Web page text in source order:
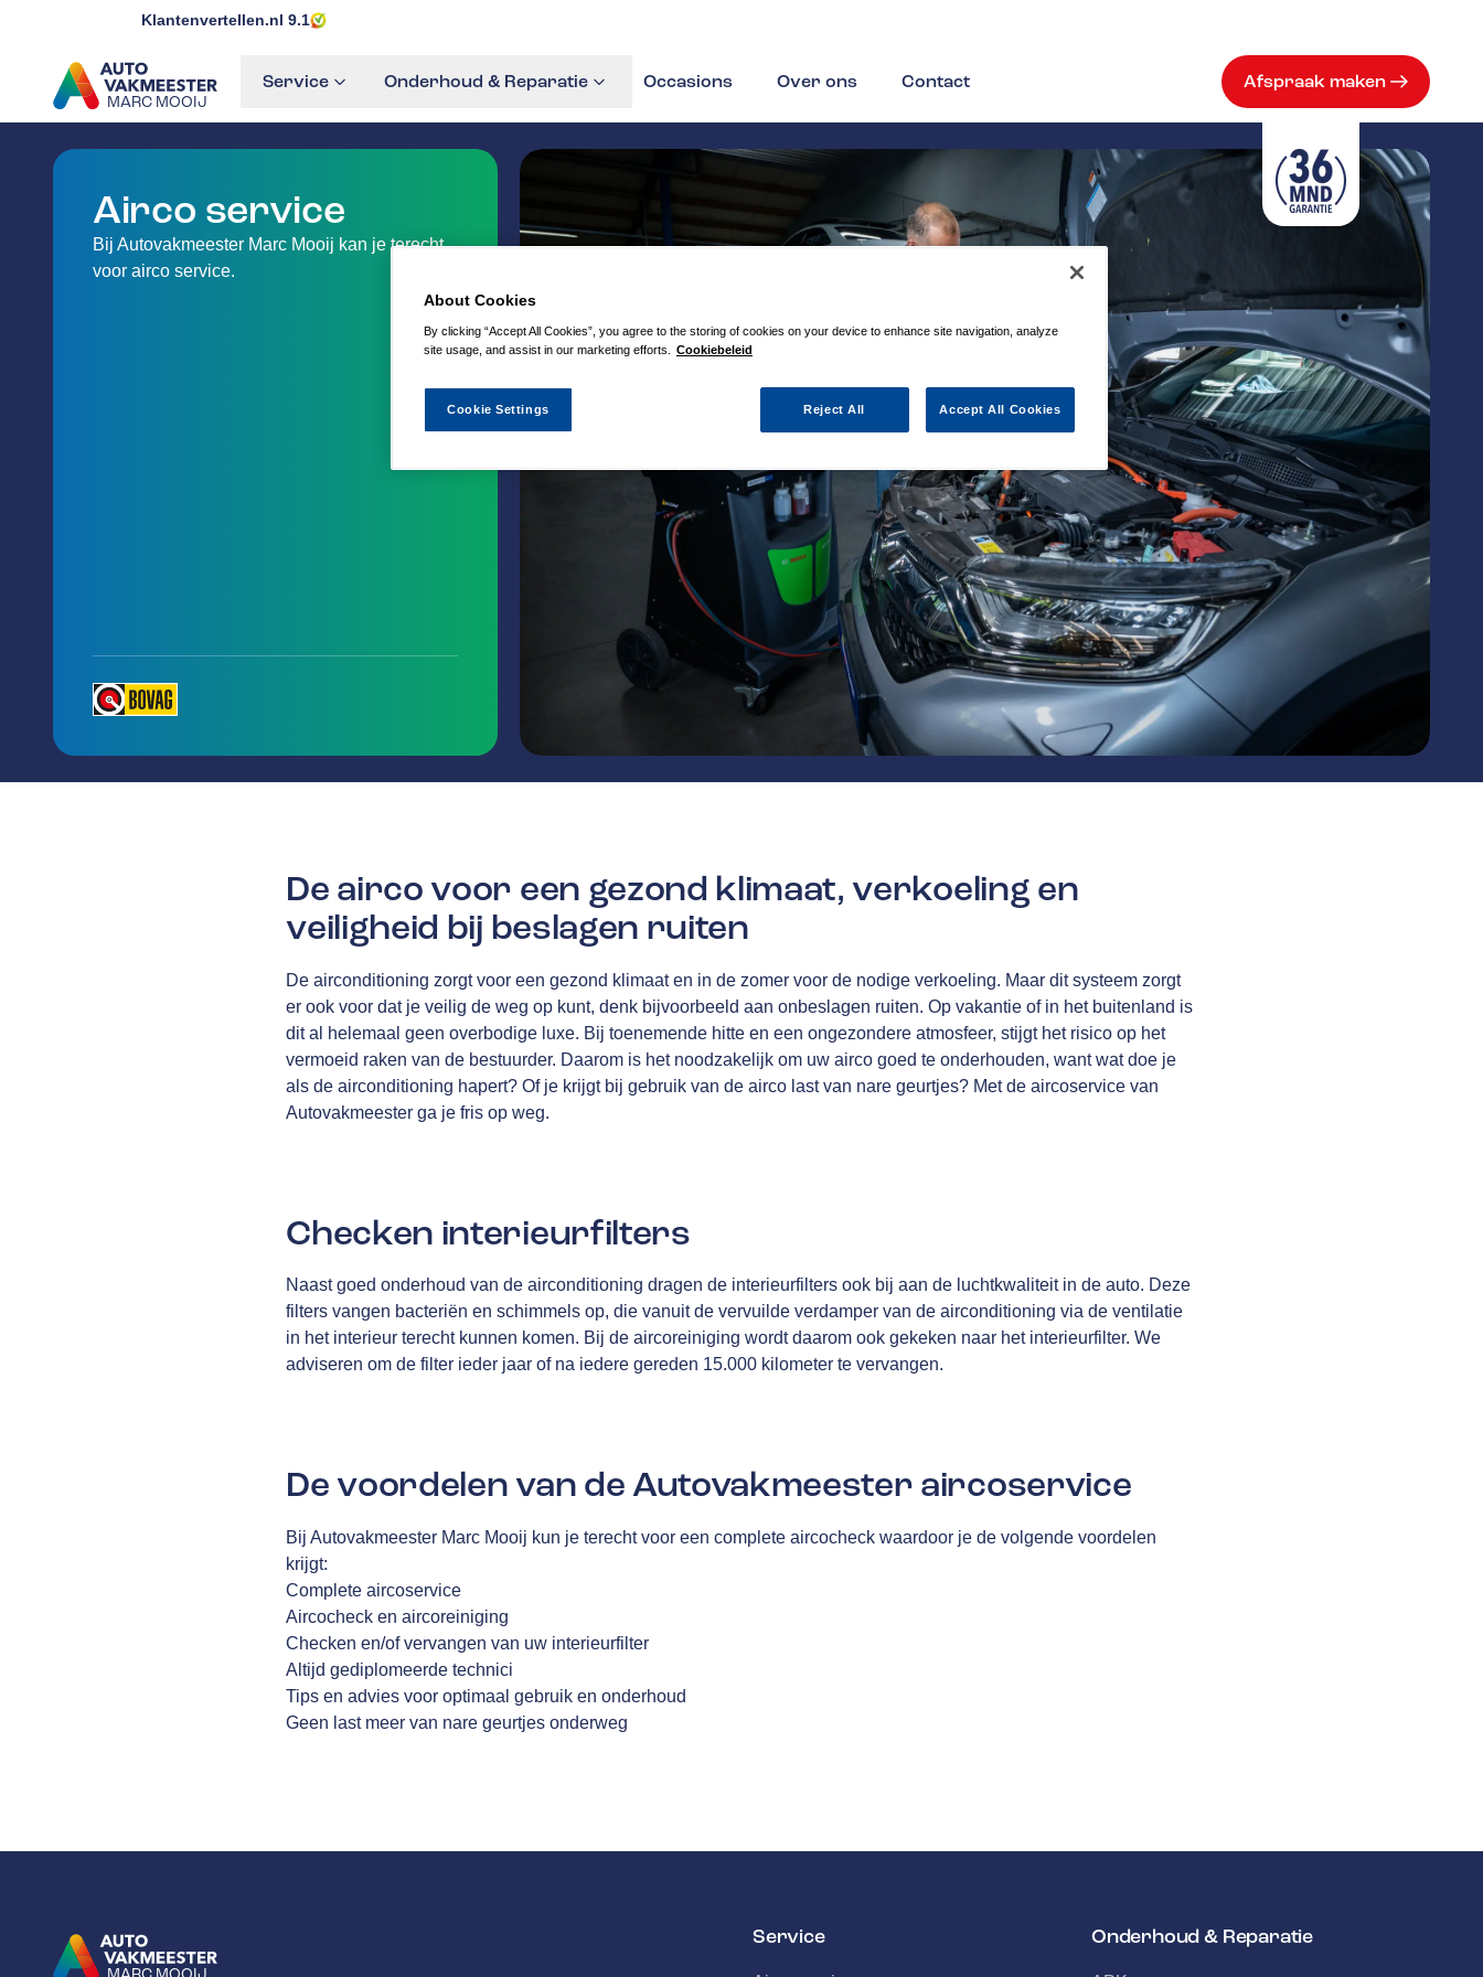
Klantenvertellen.nl 9.1
MARC MOOIJ
GA NAAR DE HOMEPAGINA
Service Onderhoud & Reparatie Occasions Over ons Contact Afspraak maken
Airco service
Bij Autovakmeester Marc Mooij kan je terecht
voor airco service.
De airco voor een gezond klimaat, verkoeling en
veiligheid bij beslagen ruiten
De airconditioning zorgt voor een gezond klimaat en in de zomer voor de nodige verkoeling. Maar dit systeem zorgt
er ook voor dat je veilig de weg op kunt, denk bijvoorbeeld aan onbeslagen ruiten. Op vakantie of in het buitenland is
dit al helemaal geen overbodige luxe. Bij toenemende hitte en een ongezondere atmosfeer, stijgt het risico op het
vermoeid raken van de bestuurder. Daarom is het noodzakelijk om uw airco goed te onderhouden, want wat doe je
als de airconditioning hapert? Of je krijgt bij gebruik van de airco last van nare geurtjes? Met de aircoservice van
Autovakmeester ga je fris op weg.
Checken interieurfilters
Naast goed onderhoud van de airconditioning dragen de interieurfilters ook bij aan de luchtkwaliteit in de auto. Deze
filters vangen bacteriën en schimmels op, die vanuit de vervuilde verdamper van de airconditioning via de ventilatie
in het interieur terecht kunnen komen. Bij de aircoreiniging wordt daarom ook gekeken naar het interieurfilter. We
adviseren om de filter ieder jaar of na iedere gereden 15.000 kilometer te vervangen.
De voordelen van de Autovakmeester aircoservice
Bij Autovakmeester Marc Mooij kun je terecht voor een complete aircocheck waardoor je de volgende voordelen
krijgt:
Complete aircoservice
Aircocheck en aircoreiniging
Checken en/of vervangen van uw interieurfilter
Altijd gediplomeerde technici
Tips en advies voor optimaal gebruik en onderhoud
Geen last meer van nare geurtjes onderweg
Service Onderhoud & Reparatie
About Cookies
By clicking “Accept All Cookies”, you agree to the storing of cookies on your device to enhance site navigation, analyze
site usage, and assist in our marketing efforts.
Cookiebeleid
Reject All Accept All Cookies
Cookie Settings